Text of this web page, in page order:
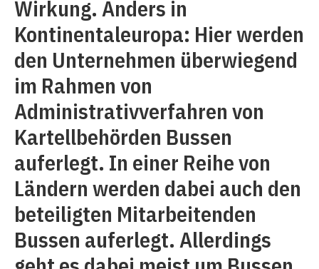
Wirkung. Anders in
Kontinentaleuropa: Hier werden
den Unternehmen überwiegend
im Rahmen von
Administrativverfahren von
Kartellbehörden Bussen
auferlegt. In einer Reihe von
Ländern werden dabei auch den
beteiligten Mitarbeitenden
Bussen auferlegt. Allerdings